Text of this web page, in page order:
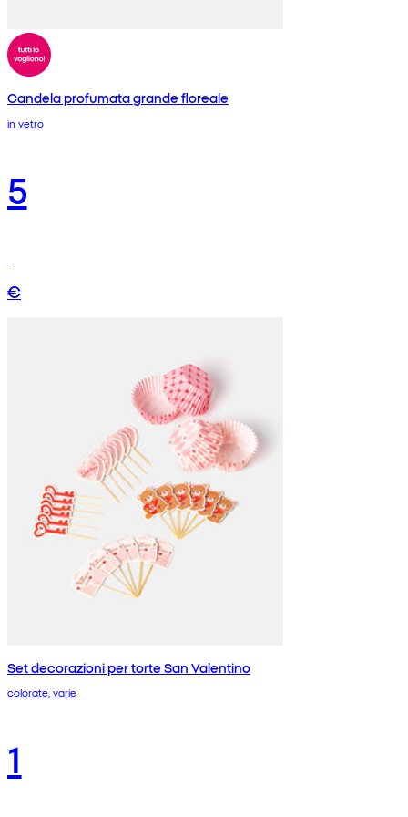
Candela profumata grande floreale
in vetro
5
€
Set decorazioni per torte San Valentino
colorate, varie
1